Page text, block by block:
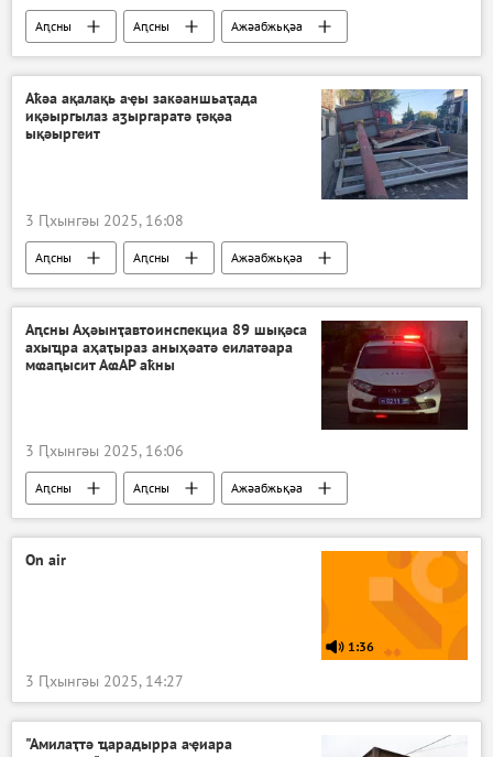
Аԥсны Аԥсны Ажәабжьқәа
Аҟәа ақалақь аҿы закәаншьаҭада
иқәыргылаз аӡыргаратә ӷәқәа
ықәыргеит
3 Ԥхынгәы 2025, 16:08
Аԥсны Аԥсны Ажәабжьқәа
Аԥсны Аҳәынҭавтоинспекциа 89 шықәса
ахыҵра аҳаҭыраз аныҳәатә еилатәара
мҩаԥысит АҩАР аҟны
3 Ԥхынгәы 2025, 16:06
Аԥсны Аԥсны Ажәабжьқәа
On air
1:36
3 Ԥхынгәы 2025, 14:27
"Амилаҭтә ҵарадырра аҿиара